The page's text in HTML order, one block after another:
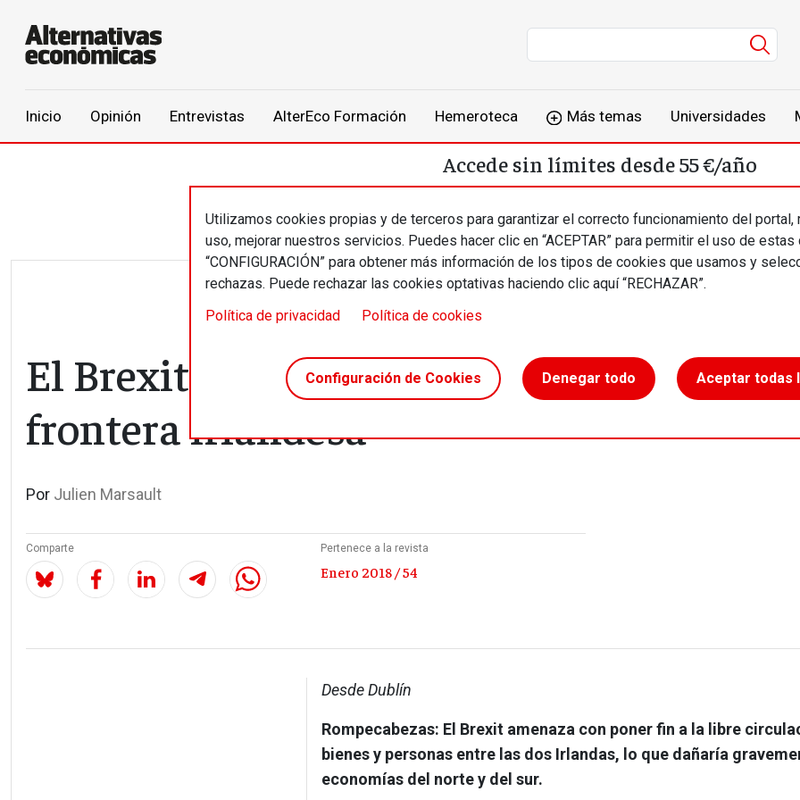
Inicio Opinión Entrevistas AlterEco Formación Hemeroteca Más temas Universidades
Utilizamos cookies propias y de terceros para garantizar el correcto funcionamiento del
uso, mejorar nuestros servicios. Puedes hacer clic en “ACEPTAR” para permitir el uso de
“CONFIGURACIÓN” para obtener más información de los tipos de cookies que usamos y
rechazas. Puede rechazar las cookies optativas haciendo clic aquí “RECHAZAR”.
Política de privacidad
Política de cookies
Configuración de Cookies Denegar todo Aceptar todas
Accede sin límites desde 55 €/año
El Brexit tropieza en la
frontera irlandesa
Por Julien Marsault
Comparte Pertenece a la revista
Enero 2018 / 54
​Desde Dublín
Rompecabezas: El Brexit amenaza con poner fin a la libre
bienes y personas entre las dos Irlandas, lo que dañaría
economías del norte y del sur.